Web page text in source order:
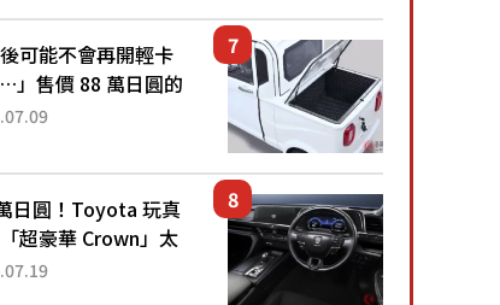
Super Sport」車款
...
後可能不會再開輕卡
售價 88 萬日圓的
你輕型貨車」引發兩
里！」「免驗車真的
！...
日圓！Toyota 玩真
超豪華 Crown」太
！採用由「匠人技